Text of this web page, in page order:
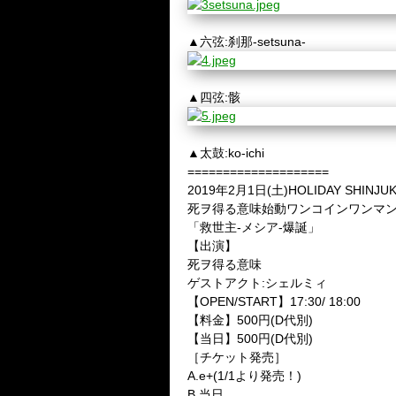
▲六弦:刹那-setsuna-
▲四弦:骸
▲太鼓:ko-ichi
====================
2019年2月1日(土)HOLIDAY
死ヲ得る意味始動ワンコインワンマ
「救世主-メシア-爆誕」
【出演】
死ヲ得る意味
ゲストアクト:シェルミィ
【OPEN/START】17:30/ 18:00
【料金】500円(D代別)
【当日】500円(D代別)
［チケット発売］
A.e+(1/1より発売！)